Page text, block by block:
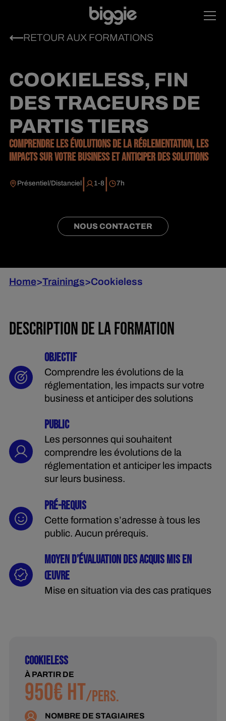
RETOUR AUX FORMATIONS
COOKIELESS, FIN
DES TRACEURS DE
PARTIS TIERS
COMPRENDRE LES ÉVOLUTIONS DE LA RÉGLEMENTATION, LES
IMPACTS SUR VOTRE BUSINESS ET ANTICIPER DES SOLUTIONS
Présentiel/Distanciel | 1-8 | 7 h
NOUS CONTACTER
Home>Trainings>Cookieless
DESCRIPTION DE LA FORMATION
OBJECTIF
Comprendre les évolutions de la
réglementation, les impacts sur votre
business et anticiper des solutions
PUBLIC
Les personnes qui souhaitent
comprendre les évolutions de la
réglementation et anticiper les impacts
sur leurs business.
PRÉ-REQUIS
Cette formation s’adresse à tous les
public. Aucun prérequis.
MOYEN D’ÉVALUATION DES ACQUIS MIS EN
ŒUVRE
Mise en situation via des cas pratiques
COOKIELESS
À PARTIR DE
950€ HT/PERS.
NOMBRE DE STAGIAIRES